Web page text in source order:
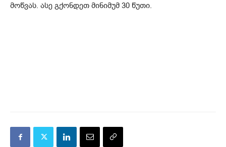
მოწვას. ასე გქონდეთ მინიმუმ 30 წუთი.